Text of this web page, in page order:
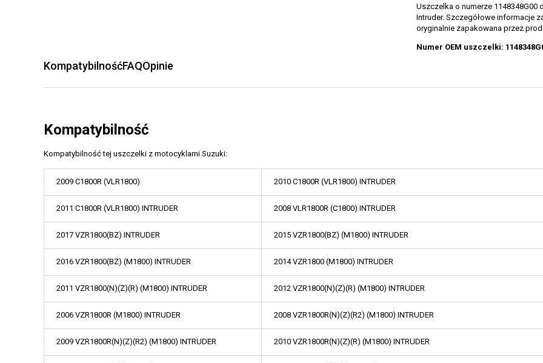
Uszczelka o numerze 1148348G00
Intruder. Szczegółowe informacje
oryginalnie zapakowana przez
Numer OEM uszczelki:
KompatybilnośćFAQOpinie
Kompatybilność
Kompatybilność tej uszczelki z motocyklami Suzuki:
2009 C1800R (VLR1800) 2010 C1800R (VLR1800) INTRUDER
2011 C1800R (VLR1800) INTRUDER 2008 VLR1800R (C1800) INTRUDER
2017 VZR1800(BZ) INTRUDER 2015 VZR1800(BZ) (M1800) INTRUDER
2016 VZR1800(BZ) (M1800) INTRUDER 2014 VZR1800 (M1800) INTRUDER
2011 VZR1800(N)(Z)(R) (M1800) INTRUDER 2012 VZR1800(N)(Z)(R) (M1800) INTRUDER
2006 VZR1800R (M1800) INTRUDER 2008 VZR1800R(N)(Z)(R2) (M1800) INTRUDER
2009 VZR1800R(N)(Z)(R2) (M1800) INTRUDER 2010 VZR1800R(N)(Z)(R) (M1800) INTRUDER